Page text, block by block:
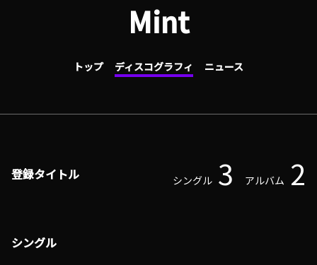
Mint
トップ ディスコグラフィ ニュース
登録タイトル シングル 3 アルバム 2
シングル